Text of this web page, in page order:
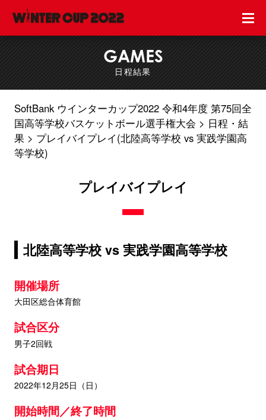
GAMES
日程結果
SoftBank ウインターカップ2022 令和4年度 第75回全
国高等学校バスケットボール選手権大会
日程・結
果
プレイバイプレイ(北陸高等学校 vs 実践学園高
等学校)
プレイバイプレイ
北陸高等学校 vs 実践学園高等学校
開催場所
大田区総合体育館
試合区分
男子2回戦
試合期日
2022年12月25日（日）
開始時間／終了時間